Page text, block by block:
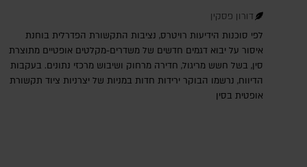
דורון פסקין
לפי סוכנות הידיעות רויטרס, נציבות התקשורת הפדרלית בוחנת
איסור על יבוא דגמים חדשים של משדרים-מקלטים אופטיים מתוצרת
סין, בשל חשש מריגול, חדירה מרחוק ושיבוש מרכזי נתונים. בעקבות
הדיווח, נרשמו הבוקר ירידות חדות במניות של יצרניות ציוד תקשורת
אופטית בסין